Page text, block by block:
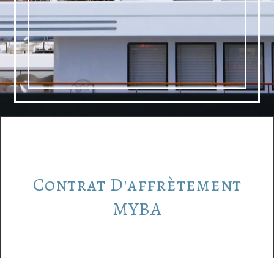
Contrat D'affrètement
MYBA